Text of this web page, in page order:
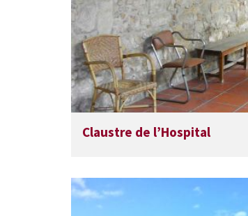
Claustre de l’Hospital